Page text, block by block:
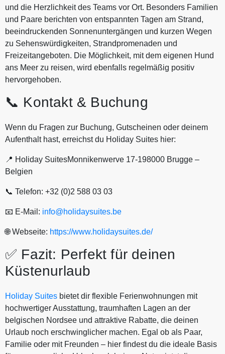
und die Herzlichkeit des Teams vor Ort. Besonders Familien
und Paare berichten von entspannten Tagen am Strand,
beeindruckenden Sonnenuntergängen und kurzen Wegen
zu Sehenswürdigkeiten, Strandpromenaden und
Freizeitangeboten. Die Möglichkeit, mit dem eigenen Hund
ans Meer zu reisen, wird ebenfalls regelmäßig positiv
hervorgehoben.
📞 Kontakt & Buchung
Wenn du Fragen zur Buchung, Gutscheinen oder deinem
Aufenthalt hast, erreichst du Holiday Suites hier:
📍 Holiday SuitesMonnikenwerve 17‑198000 Brugge –
Belgien
📞 Telefon: +32 (0)2 588 03 03
📧 E‑Mail: info@holidaysuites.be
🌐 Webseite: https://www.holidaysuites.de/
✅ Fazit: Perfekt für deinen
Küstenurlaub
Holiday Suites bietet dir flexible Ferienwohnungen mit
hochwertiger Ausstattung, traumhaften Lagen an der
belgischen Nordsee und attraktive Rabatte, die deinen
Urlaub noch erschwinglicher machen. Egal ob als Paar,
Familie oder mit Freunden – hier findest du die ideale Basis